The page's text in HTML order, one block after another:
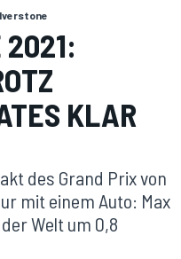
2021:
KLAR
des Grand Prix von
mit einem Auto: Max
Welt um 0,8